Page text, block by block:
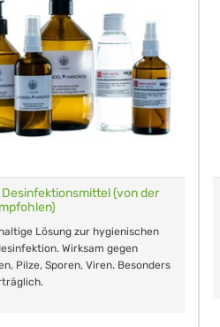
Desinfektionsmittel (von der
Lösung zur hygienischen
Wirksam gegen
Pilze, Sporen, Viren. Besonders